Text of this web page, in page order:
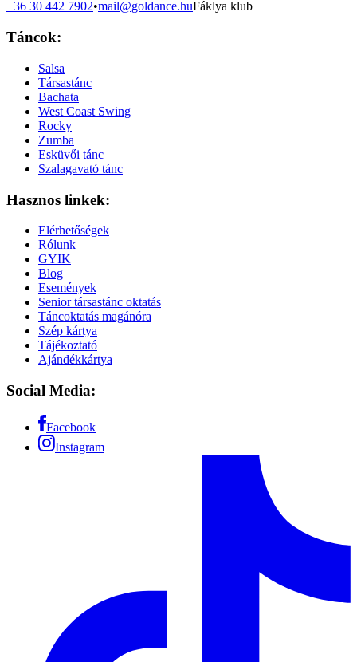
+36 30 442 7902•mail@goldance.huFáklya klub
Táncok:
Salsa
Társastánc
Bachata
West Coast Swing
Rocky
Zumba
Esküvői tánc
Szalagavató tánc
Hasznos linkek:
Elérhetőségek
Rólunk
GYIK
Blog
Események
Senior társastánc oktatás
Táncoktatás magánóra
Szép kártya
Tájékoztató
Ajándékkártya
Social Media:
Facebook
Instagram